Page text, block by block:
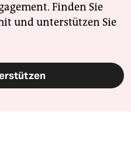
Finden Sie
und unterstützen Sie